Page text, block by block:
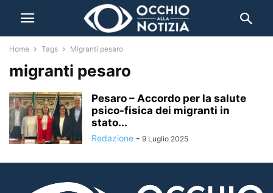
Home Tags Migranti pesaro
migranti pesaro
Pesaro – Accordo per la salute
psico-fisica dei migranti in
stato...
Redazione - 9 Luglio 2025